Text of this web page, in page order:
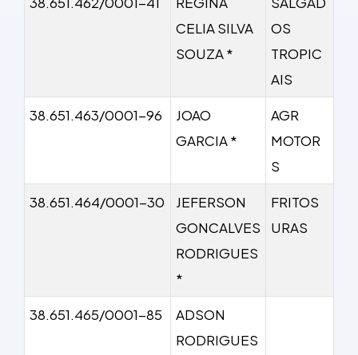
CELIA SILVA
SOUZA *
OS
TROPIC
AIS
38.651.463/0001-96
JOAO
GARCIA *
AGR
MOTOR
S
38.651.464/0001-30
JEFERSON
GONCALVES
RODRIGUES
*
FRITOS
URAS
38.651.465/0001-85
ADSON
RODRIGUES